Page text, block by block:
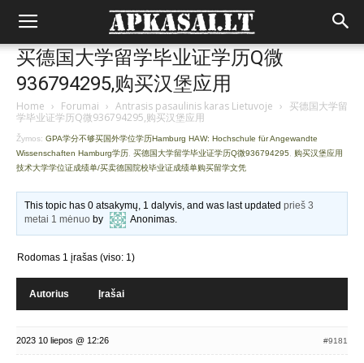
买德国大学留学毕业证学历Q微
936794295,购买汉堡应用
Home › Forumai › Antrasis pasaulinis karas Lietuvoje › 买德国大学留
学毕业证学历Q微936794295,购买汉堡应用
Žymos: GPA学分不够买国外学位学历Hamburg HAW: Hochschule für Angewandte
Wissenschaften Hamburg学历 买德国大学留学毕业证学历Q微936794295
购买汉堡应用
技术大学学位证成绩单/买卖德国院校毕业证成绩单购买留学文凭
This topic has 0 atsakymų, 1 dalyvis, and was last updatedprieš 3
metai 1 mėnuo by Anonimas.
Rodomas 1 įrašas (viso: 1)
Autorius Įrašai
2023 10 liepos @ 12:26 #9181